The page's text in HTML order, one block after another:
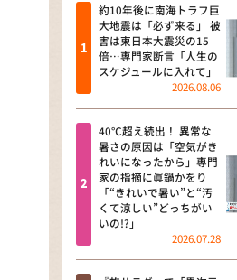
これ余談なんで
～人生密着トー
～ やすともの
探偵！ナイトス
news おかえり
河合＆A.B.C-Z
「なんでやねん
かえり）
DAIGOも台所
にする？～
約10年後に南海トラフ巨
大地震は「必ず来る」 被
害は東日本大震災の15
倍…専門家断言「人生の
スケジュールに入れて」
2026.08.06
40℃超え続出！ 異常な
暑さの原因は「空気がき
れいになったから」専門
家の指摘に眞鍋かをり
「“きれいで暑い”と“汚
くて涼しい”どっちがい
いの!?」
2026.07.28